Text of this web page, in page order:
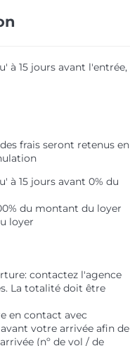
à 15 jours avant l'entrée,
frais seront retenus en
à 15 jours avant 0% du
du montant du loyer
loyer
contactez l'agence
La totalité doit être
en contact avec
votre arrivée afin de
(nº de vol / de